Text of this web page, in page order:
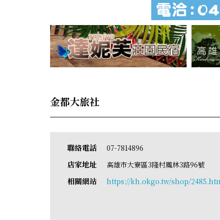
金都大旅社
聯絡電話 07-7814896
店家地址 高雄市大寮區3隆村鳳林3路96號
相關網站 https://kh.okgo.tw/shop/